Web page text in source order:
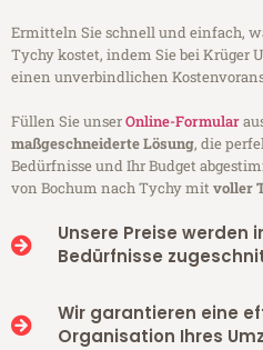
Ermitteln Sie schnell und einfach,
Tychy kostet, indem Sie bei Krüger
einen unverbindlichen
Füllen Sie unserOnline-Formular
maßgeschneiderte Lösung, die
Bedürfnisse und Ihr Budget
von Bochum nach Tychy mitvoller
Unsere Preise werden
Bedürfnisse
Wir garantieren eine
Organisation Ihres